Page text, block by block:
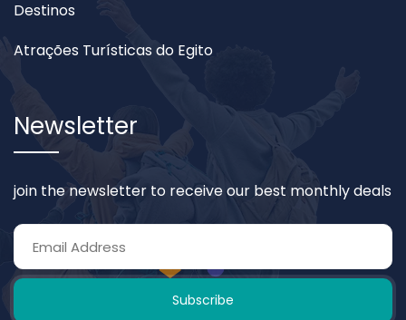
Destinos
Atrações Turísticas do Egito
Newsletter
join the newsletter to receive our best monthly deals
Subscribe